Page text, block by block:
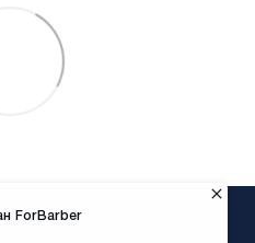
+380673954135